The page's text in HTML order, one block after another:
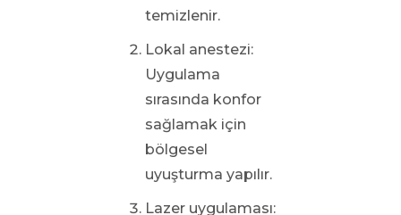
temizlenir.
Lokal anestezi:
Uygulama
sırasında konfor
sağlamak için
bölgesel
uyuşturma yapılır.
Lazer uygulaması: